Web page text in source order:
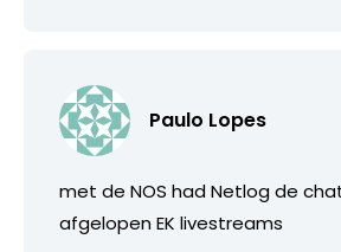
Paulo Lopes
met de NOS had Netlog de
afgelopen EK livestreams